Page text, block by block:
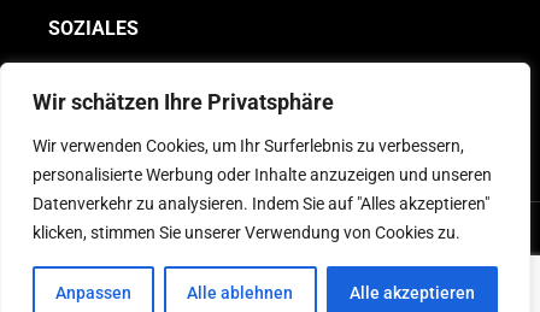
Wir schätzen Ihre Privatsphäre
Wir verwenden Cookies, um Ihr Surferlebnis zu verbessern,
personalisierte Werbung oder Inhalte anzuzeigen und unseren
Datenverkehr zu analysieren. Indem Sie auf "Alles akzeptieren"
klicken, stimmen Sie unserer Verwendung von Cookies zu.
Anpassen Alle ablehnen Alle akzeptieren
SOZIALES
© 2026 MBC Marine. Alle Rechte vorbehalten